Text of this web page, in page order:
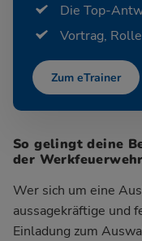
Die Top-
Vortrag,
Zum eTrainer
So gelingt deine
der Werkfeuerwehr
Wer sich um eine
aussagekräftige und
Einladung zum